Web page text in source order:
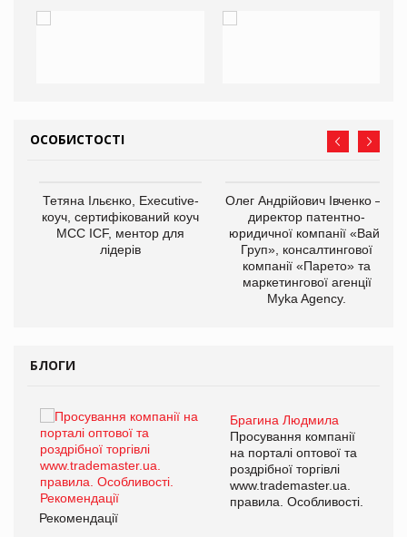
ОСОБИСТОСТІ
Тетяна Ільєнко, Executive-
коуч, сертифікований коуч
МСС ICF, ментор для
лідерів
Олег Андрійович Івченко —
директор патентно-
юридичної компанії «Вайз
Груп», консалтингової
компанії «Парето» та
маркетингової агенції
Myka Agency.
БЛОГИ
Брагина Людмила
Просування компанії
на порталі оптової та
роздрібної торгівлі
www.trademaster.ua.
правила. Особливості.
Рекомендації